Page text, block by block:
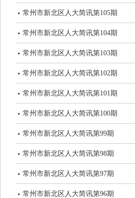
常州市新北区人大简讯第105期
常州市新北区人大简讯第104期
常州市新北区人大简讯第103期
常州市新北区人大简讯第102期
常州市新北区人大简讯第101期
常州市新北区人大简讯第100期
常州市新北区人大简讯第99期
常州市新北区人大简讯第98期
常州市新北区人大简讯第97期
常州市新北区人大简讯第96期